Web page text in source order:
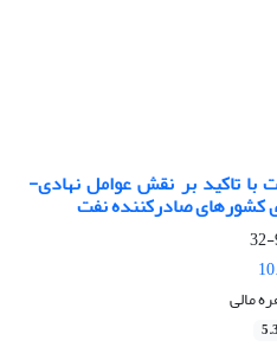
با تاکید بر نقش عوامل نهادی-
کشورهای صادرکننده نفت
مالی